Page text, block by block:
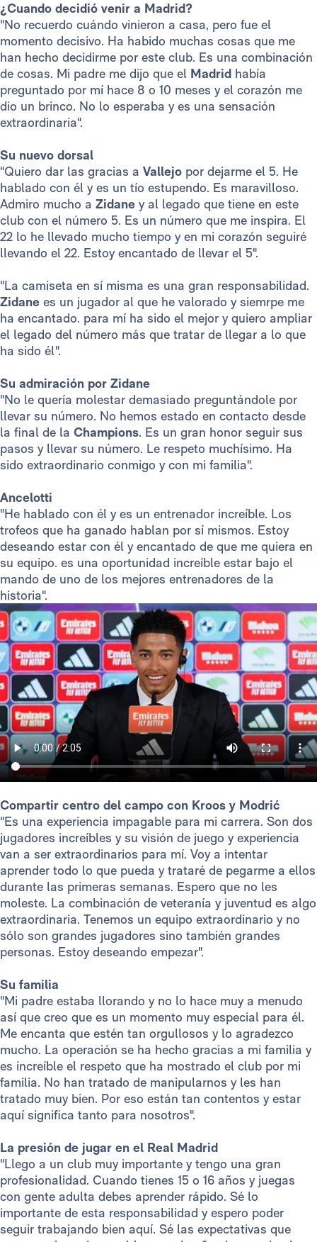
¿Cuando decidió venir a Madrid?
"No recuerdo cuándo vinieron a casa, pero fue el
momento decisivo. Ha habido muchas cosas que me
han hecho decidirme por este club. Es una combinación
de cosas. Mi padre me dijo que el Madrid había
preguntado por mí hace 8 o 10 meses y el corazón me
dio un brinco. No lo esperaba y es una sensación
extraordinaria".
Su nuevo dorsal
"Quiero dar las gracias a Vallejo por dejarme el 5. He
hablado con él y es un tío estupendo. Es maravilloso.
Admiro mucho a Zidane y al legado que tiene en este
club con el número 5. Es un número que me inspira. El
22 lo he llevado mucho tiempo y en mi corazón seguiré
llevando el 22. Estoy encantado de llevar el 5".
"La camiseta en sí misma es una gran responsabilidad.
Zidane es un jugador al que he valorado y siemrpe me
ha encantado. para mí ha sido el mejor y quiero ampliar
el legado del número más que tratar de llegar a lo que
ha sido él".
Su admiración por Zidane
"No le quería molestar demasiado preguntándole por
llevar su número. No hemos estado en contacto desde
la final de la Champions. Es un gran honor seguir sus
pasos y llevar su número. Le respeto muchísimo. Ha
sido extraordinario conmigo y con mi familia".
Ancelotti
"He hablado con él y es un entrenador increíble. Los
trofeos que ha ganado hablan por sí mismos. Estoy
deseando estar con él y encantado de que me quiera en
su equipo. es una oportunidad increíble estar bajo el
mando de uno de los mejores entrenadores de la
historia".
Compartir centro del campo con Kroos y Modrić
"Es una experiencia impagable para mi carrera. Son dos
jugadores increíbles y su visión de juego y experiencia
van a ser extraordinarios para mí. Voy a intentar
aprender todo lo que pueda y trataré de pegarme a ellos
durante las primeras semanas. Espero que no les
moleste. La combinación de veteranía y juventud es algo
extraordinaria. Tenemos un equipo extraordinario y no
sólo son grandes jugadores sino también grandes
personas. Estoy deseando empezar".
Su familia
"Mi padre estaba llorando y no lo hace muy a menudo
así que creo que es un momento muy especial para él.
Me encanta que estén tan orgullosos y lo agradezco
mucho. La operación se ha hecho gracias a mi familia y
es increíble el respeto que ha mostrado el club por mi
familia. No han tratado de manipularnos y les han
tratado muy bien. Por eso están tan contentos y estar
aquí significa tanto para nosotros".
La presión de jugar en el Real Madrid
"Llego a un club muy importante y tengo una gran
profesionalidad. Cuando tienes 15 o 16 años y juegas
con gente adulta debes aprender rápido. Sé lo
importante de esta responsabilidad y espero poder
seguir trabajando bien aquí. Sé las expectativas que